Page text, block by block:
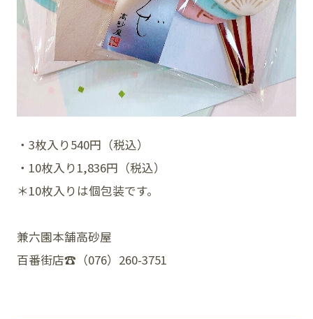
・3枚入り540円（税込）
・10枚入り1,836円（税込）
＊10枚入りは個包装です。
兼六園本舗高砂屋
百番街店☎︎（076）260-3751